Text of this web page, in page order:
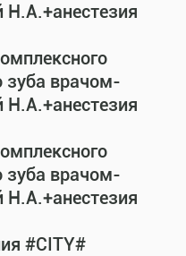
Н.А.+анестезия
зуба врачом-
Н.А.+анестезия
зуба врачом-
Н.А.+анестезия
#CITY#